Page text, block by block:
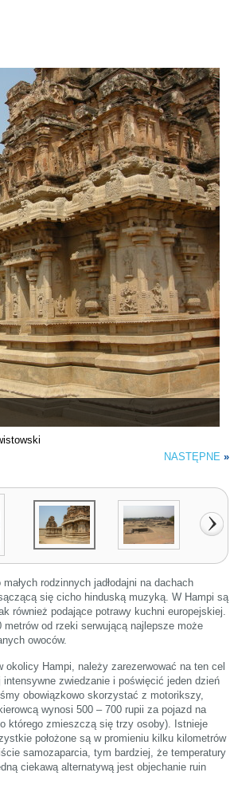
NASTĘPNE »
rodzinnych jadłodajni na dachach
się cicho hinduską muzyką. W Hampi są
również podające potrawy kuchni europejskiej.
metrów od rzeki serwującą najlepsze może
owoców.
Hampi, należy zarezerwować na ten cel
zwiedzanie i poświęcić jeden dzień
obowiązkowo skorzystać z motorikszy,
wynosi 500 – 700 rupii za pojazd na
którego zmieszczą się trzy osoby). Istnieje
położone są w promieniu kilku kilometrów
samozaparcia, tym bardziej, że temperatury
ciekawą alternatywą jest objechanie ruin